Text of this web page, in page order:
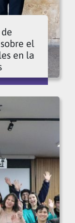
el
en la